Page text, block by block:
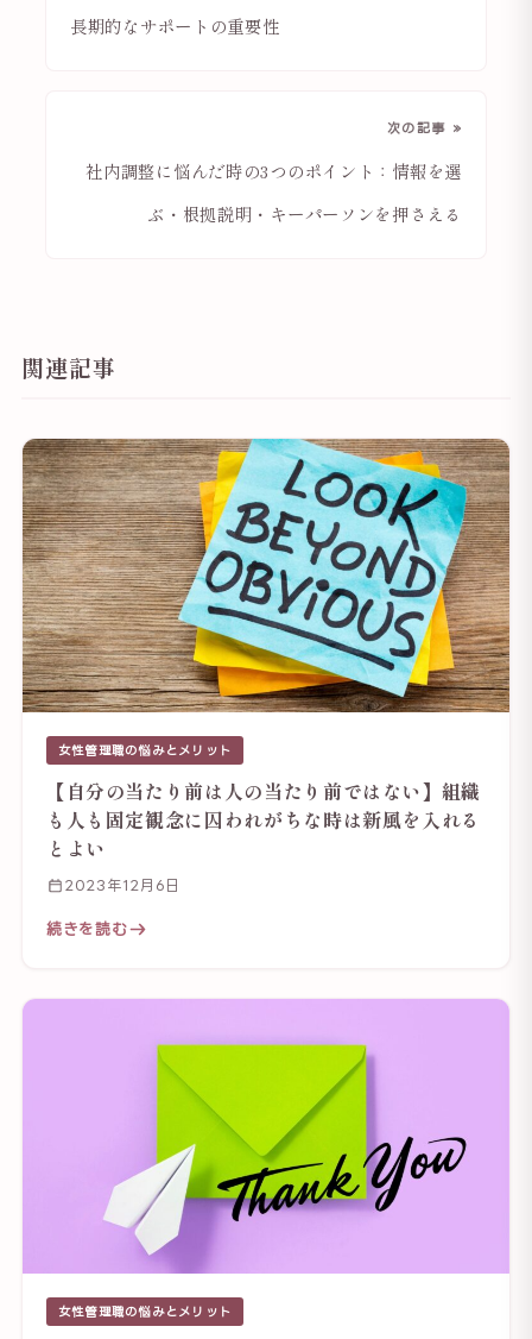
長期的なサポートの重要性
次の記事 »
社内調整に悩んだ時の3つのポイント：情報を選
ぶ・根拠説明・キーパーソンを押さえる
関連記事
女性管理職の悩みとメリット
【自分の当たり前は人の当たり前ではない】組織
も人も固定観念に囚われがちな時は新風を入れる
とよい
2023年12月6日
続きを読む
女性管理職の悩みとメリット